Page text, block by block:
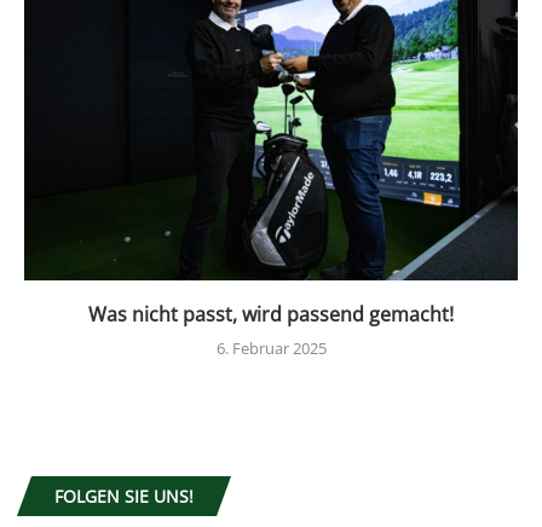
Was nicht passt, wird passend gemacht!
6. Februar 2025
FOLGEN SIE UNS!